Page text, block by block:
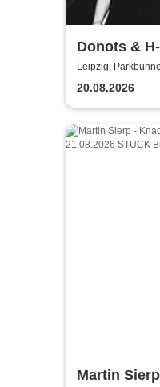
Donots &
Shows 2026
Leipzig,
20.08.2026
Martin